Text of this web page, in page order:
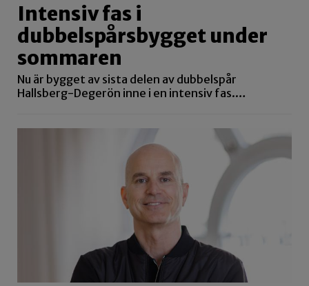
Intensiv fas i
dubbelspårsbygget under
sommaren
Nu är bygget av sista delen av dubbelspår
Hallsberg-Degerön inne i en intensiv fas.…